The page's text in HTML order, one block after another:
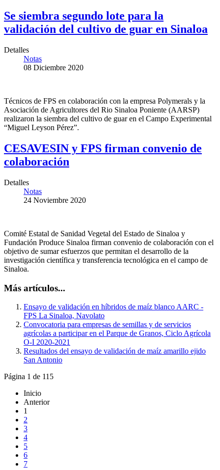
Se siembra segundo lote para la
validación del cultivo de guar en Sinaloa
Detalles
Notas
08 Diciembre 2020
Técnicos de FPS en colaboración con la empresa Polymerals y la
Asociación de Agricultores del Rio Sinaloa Poniente (AARSP)
realizaron la siembra del cultivo de guar en el Campo Experimental
“Miguel Leyson Pérez”.
CESAVESIN y FPS firman convenio de
colaboración
Detalles
Notas
24 Noviembre 2020
Comité Estatal de Sanidad Vegetal del Estado de Sinaloa y
Fundación Produce Sinaloa firman convenio de colaboración con el
objetivo de sumar esfuerzos que permitan el desarrollo de la
investigación científica y transferencia tecnológica en el campo de
Sinaloa.
Más artículos...
Ensayo de validación en híbridos de maíz blanco AARC -
FPS La Sinaloa, Navolato
Convocatoria para empresas de semillas y de servicios
agrícolas a participar en el Parque de Granos, Ciclo Agrícola
O-I 2020-2021
Resultados del ensayo de validación de maíz amarillo ejido
San Antonio
Página 1 de 115
Inicio
Anterior
1
2
3
4
5
6
7